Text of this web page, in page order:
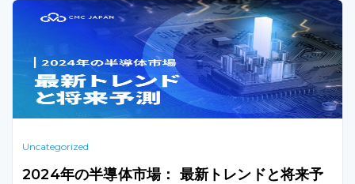
Uncategorized
2024年の半導体市場： 最新トレンドと将来予